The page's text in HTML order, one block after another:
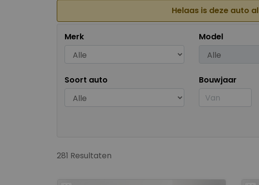
Helaas is deze auto
Merk Model
Soort auto Bouwjaar
281 Resultaten